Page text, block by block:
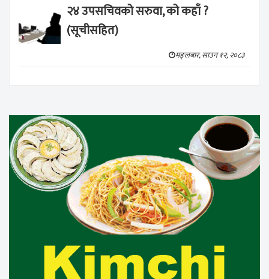
२४ उपसचिवको सरुवा, को कहाँ ?
(सूचीसहित)
मङ्लबार, साउन १२, २०८३